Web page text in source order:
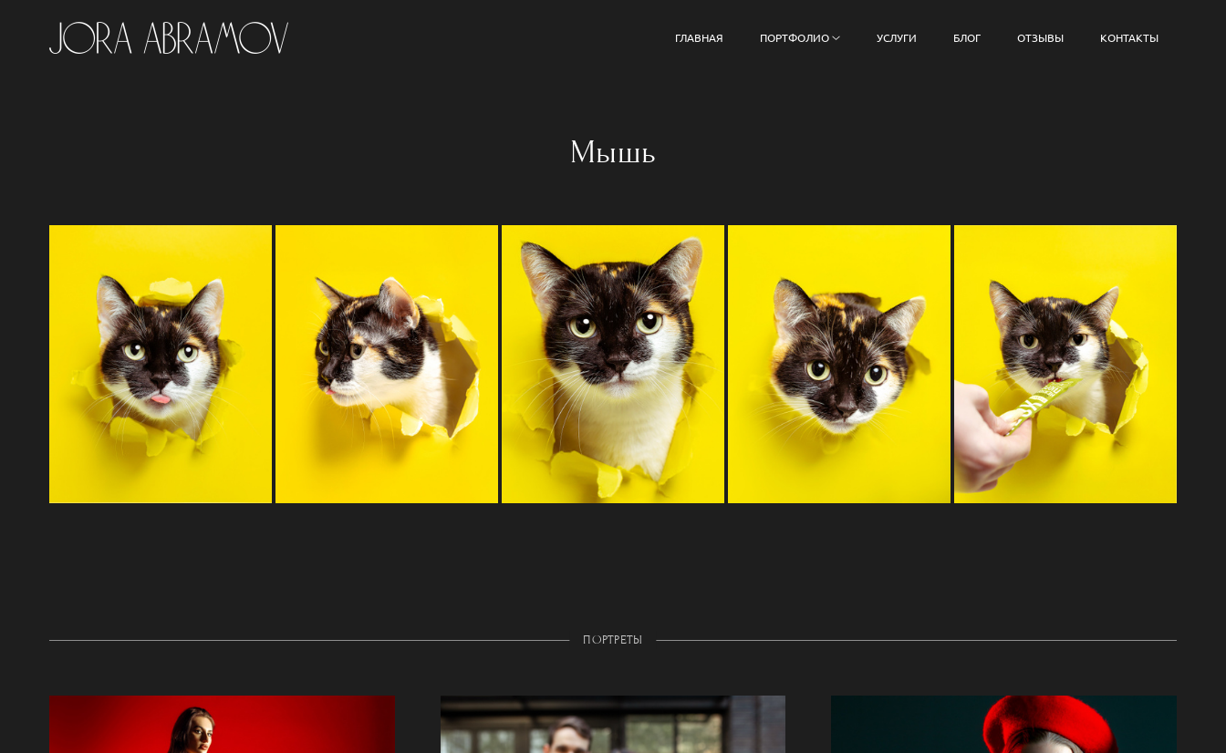
ГЛАВНАЯ ПОРТФОЛИО УСЛУГИ БЛОГ ОТЗЫВЫ КОНТАКТЫ
Мышь
ПОРТРЕТЫ